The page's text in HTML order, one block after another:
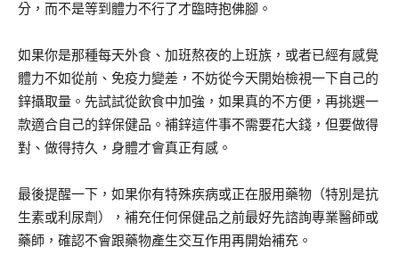
分，而不是等到體力不行了才臨時抱佛腳。
如果你是那種每天外食、加班熬夜的上班族，或者已經有感覺
體力不如從前、免疫力變差，不妨從今天開始檢視一下自己的
鋅攝取量。先試試從飲食中加強，如果真的不方便，再挑選一
款適合自己的鋅保健品。補鋅這件事不需要花大錢，但要做得
對、做得持久，身體才會真正有感。
最後提醒一下，如果你有特殊疾病或正在服用藥物（特別是抗
生素或利尿劑），補充任何保健品之前最好先諮詢專業醫師或
藥師，確認不會跟藥物產生交互作用再開始補充。